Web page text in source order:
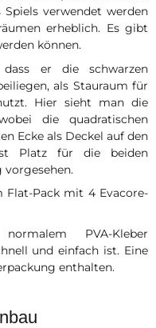
verwendet werden
erheblich. Es gibt
können.
er die schwarzen
als Stauraum für
Hier sieht man die
die quadratischen
Ecke als Deckel auf den
Platz für die beiden
Flat-Pack mit 4 Evacore-
PVA-Kleber
und einfach ist. Eine
enthalten.